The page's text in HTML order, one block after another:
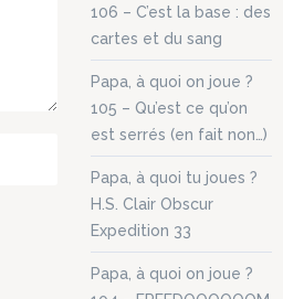
106 – C’est la base : des
cartes et du sang
Papa, à quoi on joue ?
105 – Qu’est ce qu’on
est serrés (en fait non…)
Papa, à quoi tu joues ?
H.S. Clair Obscur
Expedition 33
Papa, à quoi on joue ?